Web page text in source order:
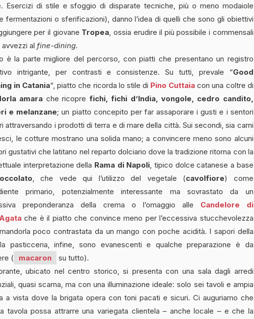
Esercizi di stile e sfoggio di disparate tecniche, più o meno modaiole
fermentazioni o sferificazioni), danno l’idea di quelli che sono gli obiettivi
per il giovane Tropea, ossia erudire il più possibile i commensali
al fine-dining.
è la parte migliore del percorso, con piatti che presentano un registro
intrigante, per contrasti e consistenze. Su tutti, prevale “Good
in Catania“, piatto che ricorda lo stile di Pino Cuttaia con una coltre di
amara che ricopre fichi, fichi d’India, vongole, cedro candito,
e melanzane; un piatto concepito per far assaporare i gusti e i sentori
attraversando i prodotti di terra e di mare della città. Sui secondi, sia carni
le cotture mostrano una solida mano; a convincere meno sono alcuni
gustativi che latitano nel reparto dolciario dove la tradizione ritorna con la
interpretazione della Rama di Napoli, tipico dolce catanese a base
, che vede qui l’utilizzo del vegetale (cavolfiore) come
primario, potenzialmente interessante ma sovrastato da un
preponderanza della crema o l’omaggio alle Candelore di
che è il piatto che convince meno per l’eccessiva stucchevolezza
poco contrastata da un mango con poche acidità. I sapori della
pasticceria, infine, sono evanescenti e qualche preparazione è da
(
macaron
su tutto).
ubicato nel centro storico, si presenta con una sala dagli arredi
quasi scarna, ma con una illuminazione ideale: solo sei tavoli e ampia
a vista dove la brigata opera con toni pacati e sicuri. Ci auguriamo che
tavola possa attrarre una variegata clientela – anche locale – e che la